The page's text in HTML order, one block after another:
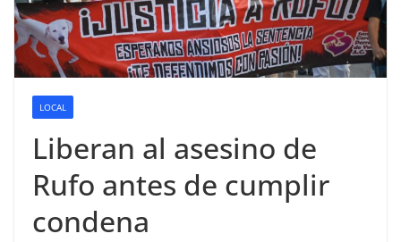
LOCAL
Liberan al asesino de
Rufo antes de cumplir
condena